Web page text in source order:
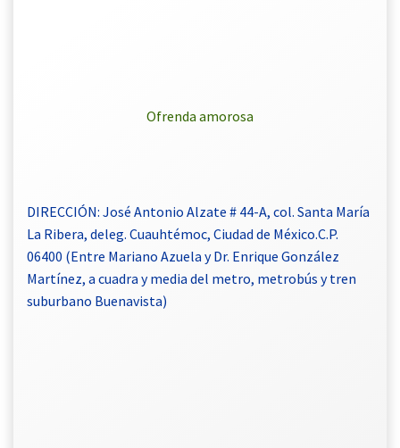
Ofrenda amorosa
DIRECCIÓN: José Antonio Alzate # 44-A, col. Santa María
La Ribera, deleg. Cuauhtémoc, Ciudad de México.C.P.
06400 (Entre Mariano Azuela y Dr. Enrique González
Martínez, a cuadra y media del metro, metrobús y tren
suburbano Buenavista)